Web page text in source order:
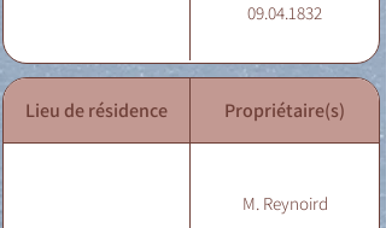
09.04.1832
Lieu de résidence Propriétaire(s)
M. Reynoird